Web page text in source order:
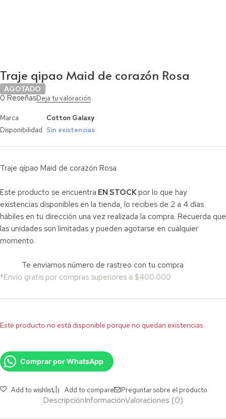
Traje qipao Maid de corazón Rosa
AGOTADO
0 ReseñasDeja tu valoración
Marca
Cotton Galaxy
Disponibilidad Sin existencias
Traje qipao Maid de corazón Rosa
Este producto se encuentra EN STOCKpor lo que hay
existencias disponibles en la tienda, lo recibes de 2 a 4 días
hábiles en tu dirección una vez realizada la compra. Recuerda que
las unidades son limitadas y pueden agotarse en cualquier
momento.
Te enviamos número de rastreo con tu compra
*Envío gratis por compras superiores a $400.000
Este producto no está disponible porque no quedan existencias.
Comprar por WhatsApp
Add to wishlist Add to compare Preguntar sobre el producto
DescripciónInformaciónValoraciones (0)